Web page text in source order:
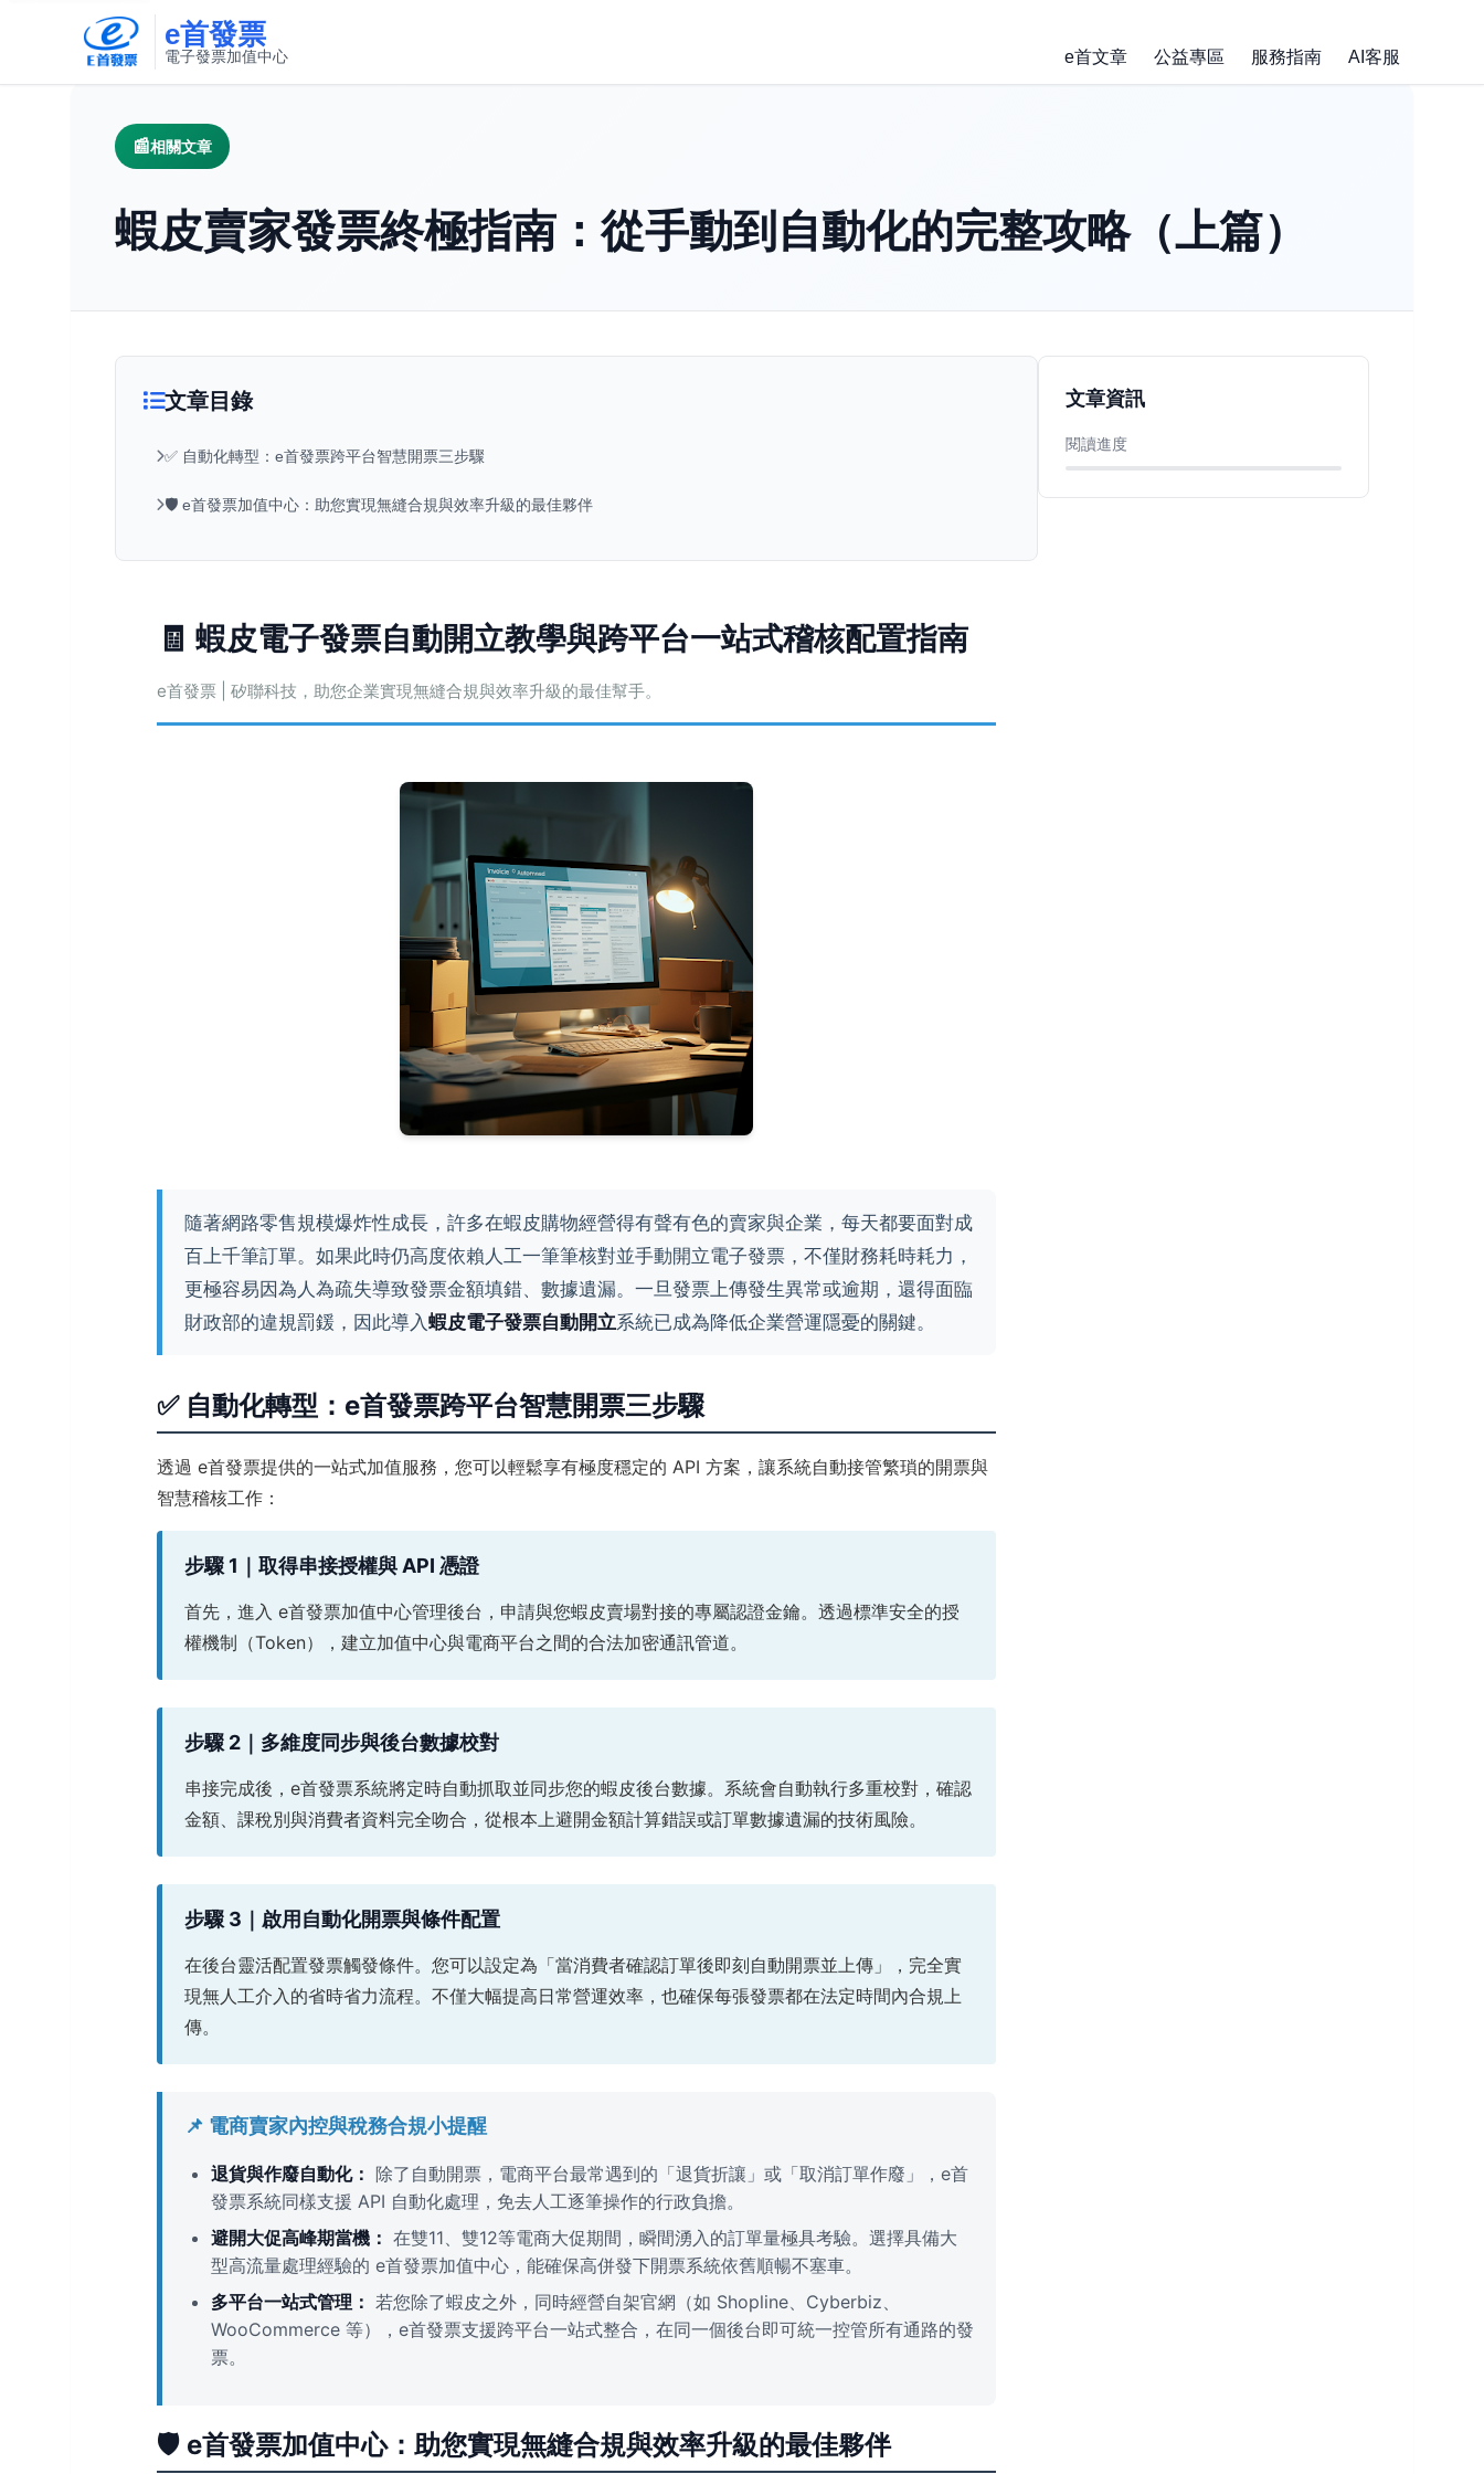
e首發票
電子發票加值中心 e首文章 公益專區 服務指南 AI客服
相關文章
蝦皮賣家發票終極指南：從手動到自動化的完整攻略（上篇）
文章目錄
✅ 自動化轉型：e首發票跨平台智慧開票三步驟
🛡️ e首發票加值中心：助您實現無縫合規與效率升級的最佳夥伴
🧾 蝦皮電子發票自動開立教學與跨平台一站式稽核配置指南
e首發票 | 矽聯科技，助您企業實現無縫合規與效率升級的最佳幫手。
隨著網路零售規模爆炸性成長，許多在蝦皮購物經營得有聲有色的賣家與企業，每天都要面對成
百上千筆訂單。如果此時仍高度依賴人工一筆筆核對並手動開立電子發票，不僅財務耗時耗力，
更極容易因為人為疏失導致發票金額填錯、數據遺漏。一旦發票上傳發生異常或逾期，還得面臨
財政部的違規罰鍰，因此導入蝦皮電子發票自動開立系統已成為降低企業營運隱憂的關鍵。
✅ 自動化轉型：e首發票跨平台智慧開票三步驟
透過 e首發票提供的一站式加值服務，您可以輕鬆享有極度穩定的 API 方案，讓系統自動接管繁瑣的開票與
智慧稽核工作：
步驟 1｜取得串接授權與 API 憑證
首先，進入 e首發票加值中心管理後台，申請與您蝦皮賣場對接的專屬認證金鑰。透過標準安全的授
權機制（Token），建立加值中心與電商平台之間的合法加密通訊管道。
步驟 2｜多維度同步與後台數據校對
串接完成後，e首發票系統將定時自動抓取並同步您的蝦皮後台數據。系統會自動執行多重校對，確認
金額、課稅別與消費者資料完全吻合，從根本上避開金額計算錯誤或訂單數據遺漏的技術風險。
步驟 3｜啟用自動化開票與條件配置
在後台靈活配置發票觸發條件。您可以設定為「當消費者確認訂單後即刻自動開票並上傳」，完全實
現無人工介入的省時省力流程。不僅大幅提高日常營運效率，也確保每張發票都在法定時間內合規上
傳。
📌 電商賣家內控與稅務合規小提醒
退貨與作廢自動化： 除了自動開票，電商平台最常遇到的「退貨折讓」或「取消訂單作廢」，e首
發票系統同樣支援 API 自動化處理，免去人工逐筆操作的行政負擔。
避開大促高峰期當機： 在雙11、雙12等電商大促期間，瞬間湧入的訂單量極具考驗。選擇具備大
型高流量處理經驗的 e首發票加值中心，能確保高併發下開票系統依舊順暢不塞車。
多平台一站式管理： 若您除了蝦皮之外，同時經營自架官網（如 Shopline、Cyberbiz、
WooCommerce 等），e首發票支援跨平台一站式整合，在同一個後台即可統一控管所有通路的發
票。
🛡️ e首發票加值中心：助您實現無縫合規與效率升級的最佳夥伴
文章資訊
閱讀進度